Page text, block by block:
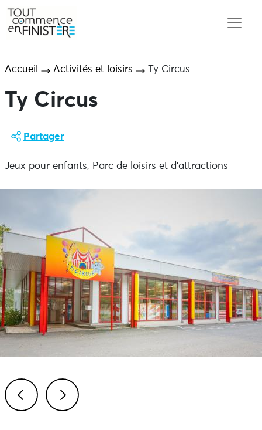
Accueil Activités et loisirs Ty Circus
Ty Circus
Partager
Jeux pour enfants, Parc de loisirs et d'attractions